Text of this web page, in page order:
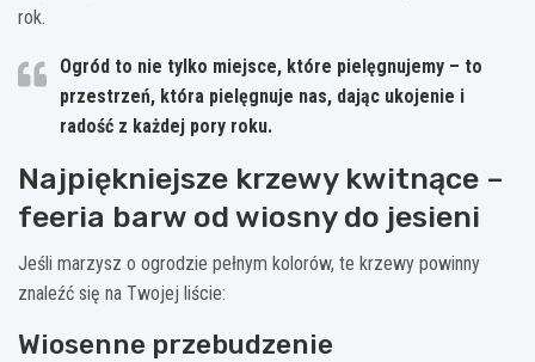
rok.
Ogród to nie tylko miejsce, które pielęgnujemy – to
przestrzeń, która pielęgnuje nas, dając ukojenie i
radość z każdej pory roku.
Najpiękniejsze krzewy kwitnące –
feeria barw od wiosny do jesieni
Jeśli marzysz o ogrodzie pełnym kolorów, te krzewy powinny
znaleźć się na Twojej liście:
Wiosenne przebudzenie